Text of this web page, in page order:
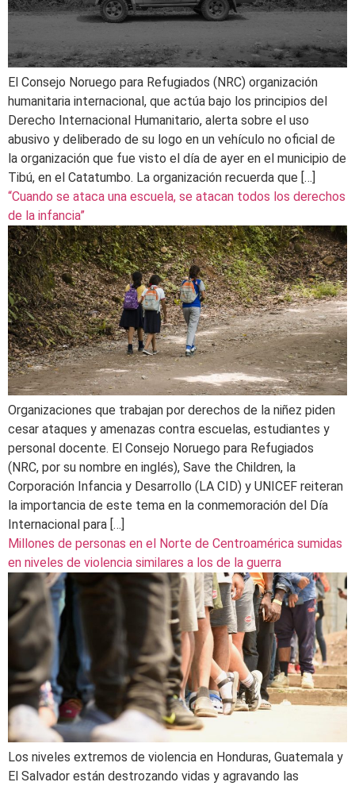
El Consejo Noruego para Refugiados (NRC) organización
humanitaria internacional, que actúa bajo los principios del
Derecho Internacional Humanitario, alerta sobre el uso
abusivo y deliberado de su logo en un vehículo no oficial de
la organización que fue visto el día de ayer en el municipio de
Tibú, en el Catatumbo. La organización recuerda que […]
“Cuando se ataca una escuela, se atacan todos los derechos
de la infancia”
Organizaciones que trabajan por derechos de la niñez piden
cesar ataques y amenazas contra escuelas, estudiantes y
personal docente. El Consejo Noruego para Refugiados
(NRC, por su nombre en inglés), Save the Children, la
Corporación Infancia y Desarrollo (LA CID) y UNICEF reiteran
la importancia de este tema en la conmemoración del Día
Internacional para […]
Millones de personas en el Norte de Centroamérica sumidas
en niveles de violencia similares a los de la guerra
Los niveles extremos de violencia en Honduras, Guatemala y
El Salvador están destrozando vidas y agravando las